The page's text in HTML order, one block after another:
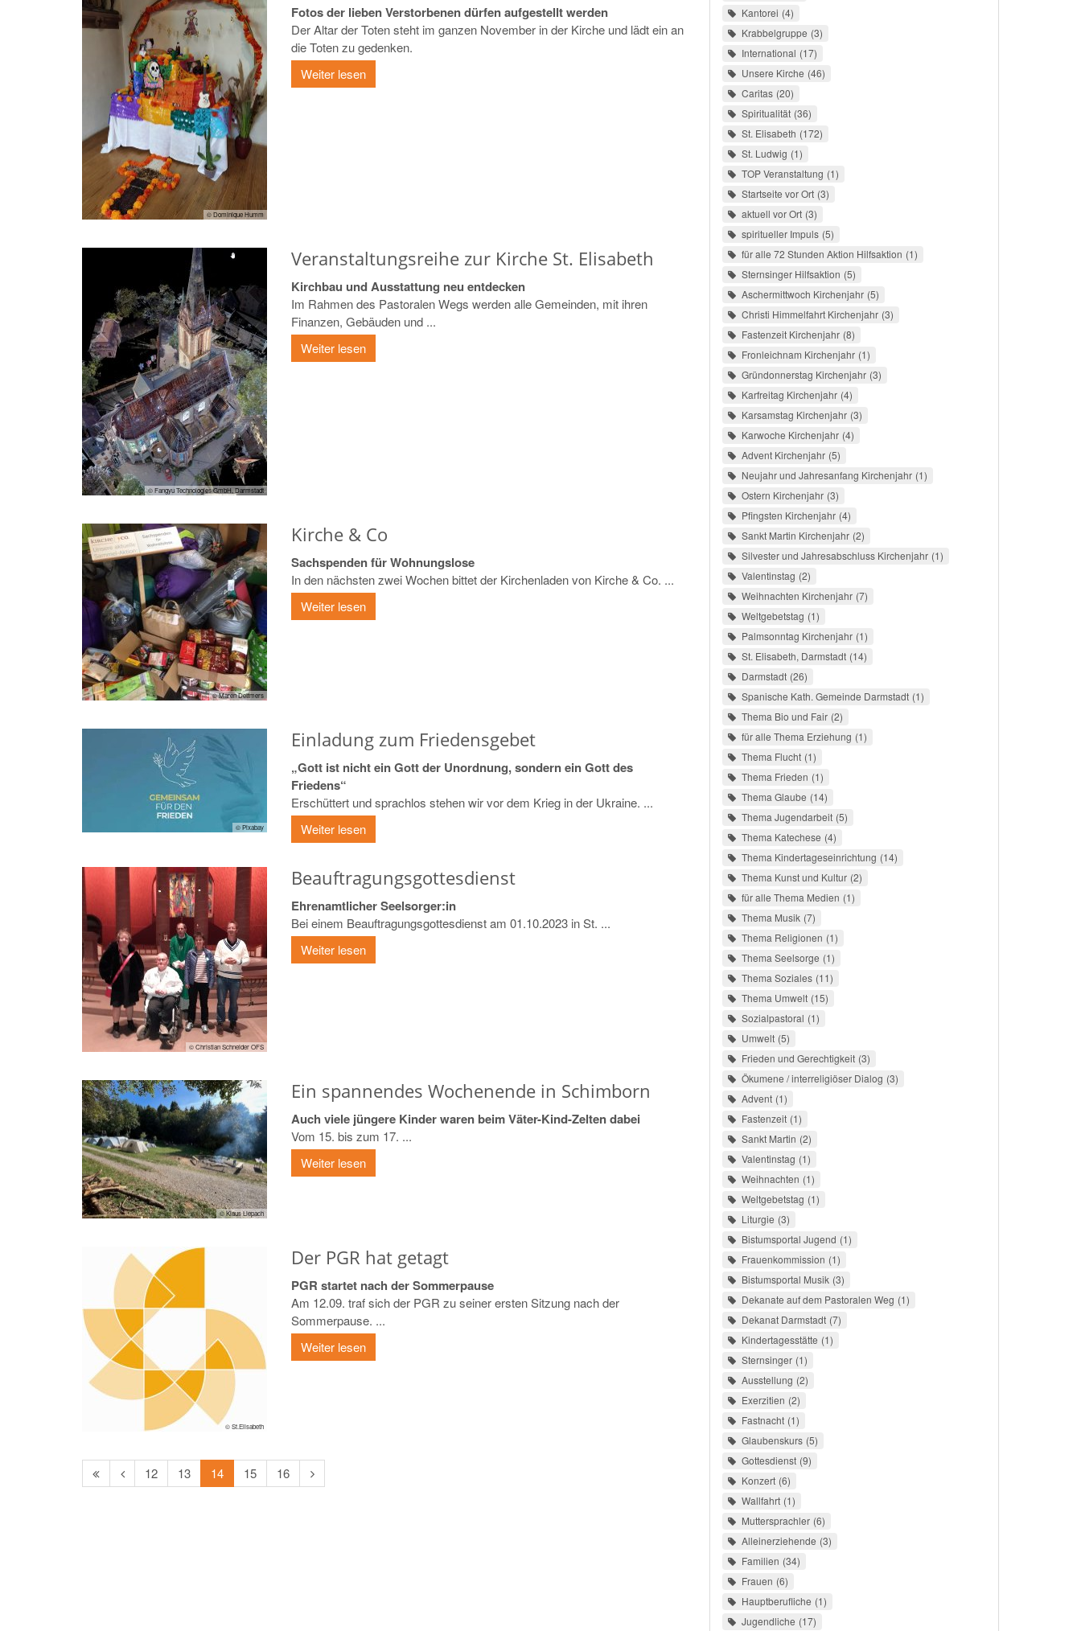
© Dominique Humm
Fotos der lieben Verstorbenen dürfen aufgestellt werden
Der Altar der Toten steht im ganzen November in der Kirche und lädt ein an
die Toten zu gedenken.
Weiter lesen
© Fangyu Technologies GmbH, Darmstadt
Veranstaltungsreihe zur Kirche St. Elisabeth
Kirchbau und Ausstattung neu entdecken
Im Rahmen des Pastoralen Wegs werden alle Gemeinden, mit ihren
Finanzen, Gebäuden und ...
Weiter lesen
© Maren Dettmers
Kirche & Co
Sachspenden für Wohnungslose
In den nächsten zwei Wochen bittet der Kirchenladen von Kirche & Co. ...
Weiter lesen
© Pixabay
Einladung zum Friedensgebet
„Gott ist nicht ein Gott der Unordnung, sondern ein Gott des
Friedens“
Erschüttert und sprachlos stehen wir vor dem Krieg in der Ukraine. ...
Weiter lesen
© Christian Schneider OFS
Beauftragungsgottesdienst
Ehrenamtlicher Seelsorger:in
Bei einem Beauftragungsgottesdienst am 01.10.2023 in St. ...
Weiter lesen
© Klaus Liepach
Ein spannendes Wochenende in Schimborn
Auch viele jüngere Kinder waren beim Väter-Kind-Zelten dabei
Vom 15. bis zum 17. ...
Weiter lesen
© St.Elisabeth
Der PGR hat getagt
PGR startet nach der Sommerpause
Am 12.09. traf sich der PGR zu seiner ersten Sitzung nach der
Sommerpause. ...
Weiter lesen
Erste
Seite
Vorherige
Seite
12 13 14 15 16
Nächste
Seite
Kantorei 4
Krabbelgruppe 3
International 17
Unsere Kirche 46
Caritas 20
Spiritualität 36
St. Elisabeth 172
St. Ludwig 1
TOP Veranstaltung 1
Startseite vor Ort 3
aktuell vor Ort 3
spiritueller Impuls 5
für alle 72 Stunden Aktion Hilfsaktion 1
Sternsinger Hilfsaktion 5
Aschermittwoch Kirchenjahr 5
Christi Himmelfahrt Kirchenjahr 3
Fastenzeit Kirchenjahr 8
Fronleichnam Kirchenjahr 1
Gründonnerstag Kirchenjahr 3
Karfreitag Kirchenjahr 4
Karsamstag Kirchenjahr 3
Karwoche Kirchenjahr 4
Advent Kirchenjahr 5
Neujahr und Jahresanfang Kirchenjahr 1
Ostern Kirchenjahr 3
Pfingsten Kirchenjahr 4
Sankt Martin Kirchenjahr 2
Silvester und Jahresabschluss Kirchenjahr 1
Valentinstag 2
Weihnachten Kirchenjahr 7
Weltgebetstag 1
Palmsonntag Kirchenjahr 1
St. Elisabeth, Darmstadt 14
Darmstadt 26
Spanische Kath. Gemeinde Darmstadt 1
Thema Bio und Fair 2
für alle Thema Erziehung 1
Thema Flucht 1
Thema Frieden 1
Thema Glaube 14
Thema Jugendarbeit 5
Thema Katechese 4
Thema Kindertageseinrichtung 14
Thema Kunst und Kultur 2
für alle Thema Medien 1
Thema Musik 7
Thema Religionen 1
Thema Seelsorge 1
Thema Soziales 11
Thema Umwelt 15
Sozialpastoral 1
Umwelt 5
Frieden und Gerechtigkeit 3
Ökumene / interreligiöser Dialog 3
Advent 1
Fastenzeit 1
Sankt Martin 2
Valentinstag 1
Weihnachten 1
Weltgebetstag 1
Liturgie 3
Bistumsportal Jugend 1
Frauenkommission 1
Bistumsportal Musik 3
Dekanate auf dem Pastoralen Weg 1
Dekanat Darmstadt 7
Kindertagesstätte 1
Sternsinger 1
Ausstellung 2
Exerzitien 2
Fastnacht 1
Glaubenskurs 5
Gottesdienst 9
Konzert 6
Wallfahrt 1
Muttersprachler 6
Alleinerziehende 3
Familien 34
Frauen 6
Hauptberufliche 1
Jugendliche 17